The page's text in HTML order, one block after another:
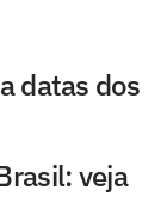
datas dos
veja